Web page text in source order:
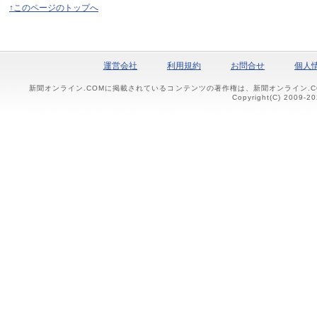
↑このページのトップへ
運営会社 利用規約 お問合せ 個人
新聞オンライン.COMに掲載されているコンテンツの著作権は、新聞オンライン
Copyright(C) 2009-